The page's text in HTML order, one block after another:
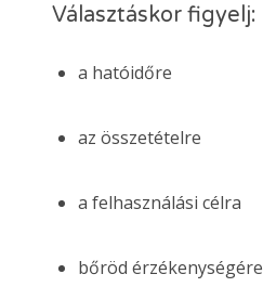
Választáskor figyelj:
a hatóidőre
az összetételre
a felhasználási célra
bőröd érzékenységére